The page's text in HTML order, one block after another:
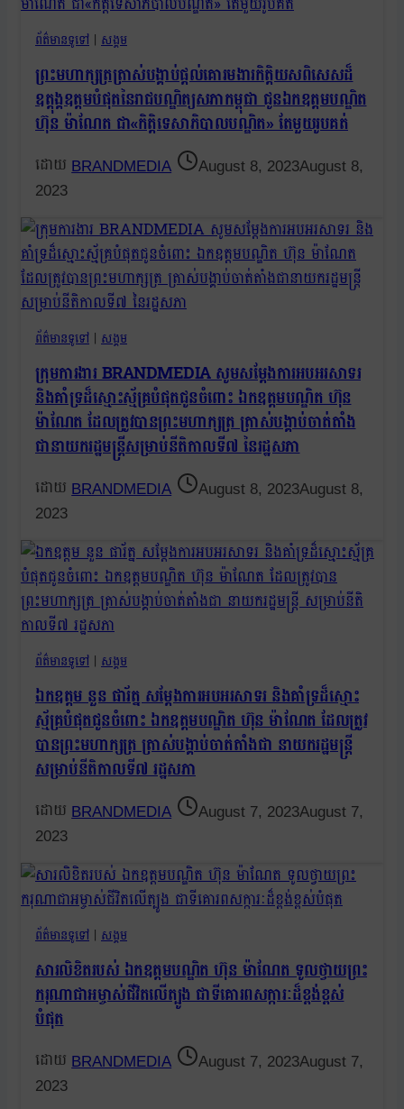
ព័ត៌មានទូទៅ | សង្គម
ព្រះមហាក្សត្រត្រាស់បង្គាប់ផ្តល់គោរមងារកិត្តិយសពិសេសដ៏
ឧត្តុង្គឧត្តមបំផុតនៃរាជបណ្ឌិត្យសភាកម្ពុជា ជូនឯកឧត្តមបណ្ឌិត
ហ៊ុន ម៉ាណែត ជា«កិត្តិទេសាភិបាលបណ្ឌិត» តែមួយរូបគត់
BRANDMEDIA August 8, 2023August 8,
2023
ព័ត៌មានទូទៅ | សង្គម
ក្រុមការងារ BRANDMEDIA សូមសម្តែងការអបអរសាទរ
និងគាំទ្រដ៏ស្មោះស្ម័គ្របំផុតជូនចំពោះ ឯកឧត្តមបណ្ឌិត ហ៊ុន
ម៉ាណែត ដែលត្រូវបានព្រះមហាក្សត្រ ត្រាស់បង្គាប់ចាត់តាំង
ជានាយករដ្ឋមន្ត្រីសម្រាប់នីតិកាលទី៧ នៃរដ្ឋសភា
BRANDMEDIA August 8, 2023August 8,
2023
ព័ត៌មានទូទៅ | សង្គម
ឯកឧត្ដម នួន ផារ័ត្ន សម្តែងការអបអរសាទរ និងគាំទ្រដ៏ស្មោះ
ស្ម័គ្របំផុតជូនចំពោះ ឯកឧត្តមបណ្ឌិត ហ៊ុន ម៉ាណែត ដែលត្រូវ
បានព្រះមហាក្សត្រ ត្រាស់បង្គាប់ចាត់តាំងជា នាយករដ្ឋមន្ត្រី
សម្រាប់នីតិកាលទី៧ រដ្ឋសភា
BRANDMEDIA August 7, 2023August 7,
2023
ព័ត៌មានទូទៅ | សង្គម
សារលិខិតរបស់ ឯកឧត្តមបណ្ឌិត ហ៊ុន ម៉ាណែត ទូលថ្វាយព្រះ
ករុណាជាអម្ចាស់ជីវិតលើត្បូង ជាទីគោរពសក្ការៈដ៏ខ្ពង់ខ្ពស់
បំផុត
BRANDMEDIA August 7, 2023August 7,
2023